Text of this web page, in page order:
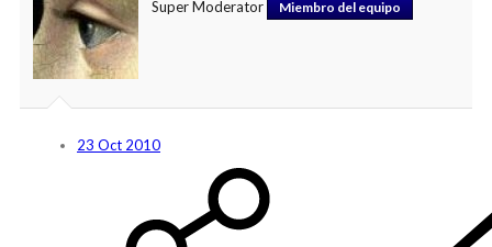
Super Moderator Miembro del equipo
23 Oct 2010